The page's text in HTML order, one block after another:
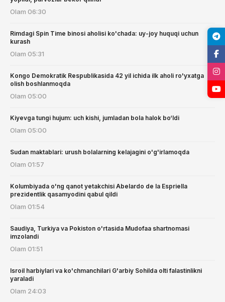
Olam 06:30
Rimdagi Spin Time binosi aholisi ko'chada: uy-joy huquqi uchun
kurash
Olam 05:31
Kongo Demokratik Respublikasida 42 yil ichida ilk aholi ro'yxatga
olish boshlanmoqda
Olam 05:00
Kiyevga tungi hujum: uch kishi, jumladan bola halok bo‘ldi
Olam 05:00
Sudan maktablari: urush bolalarning kelajagini o'g'irlamoqda
Olam 01:57
Kolumbiyada o'ng qanot yetakchisi Abelardo de la Espriella
prezidentlik qasamyodini qabul qildi
Olam 01:54
Saudiya, Turkiya va Pokiston o'rtasida Mudofaa shartnomasi
imzolandi
Olam 01:51
Isroil harbiylari va ko'chmanchilari G'arbiy Sohilda olti falastinlikni
yaraladi
Olam 24:03